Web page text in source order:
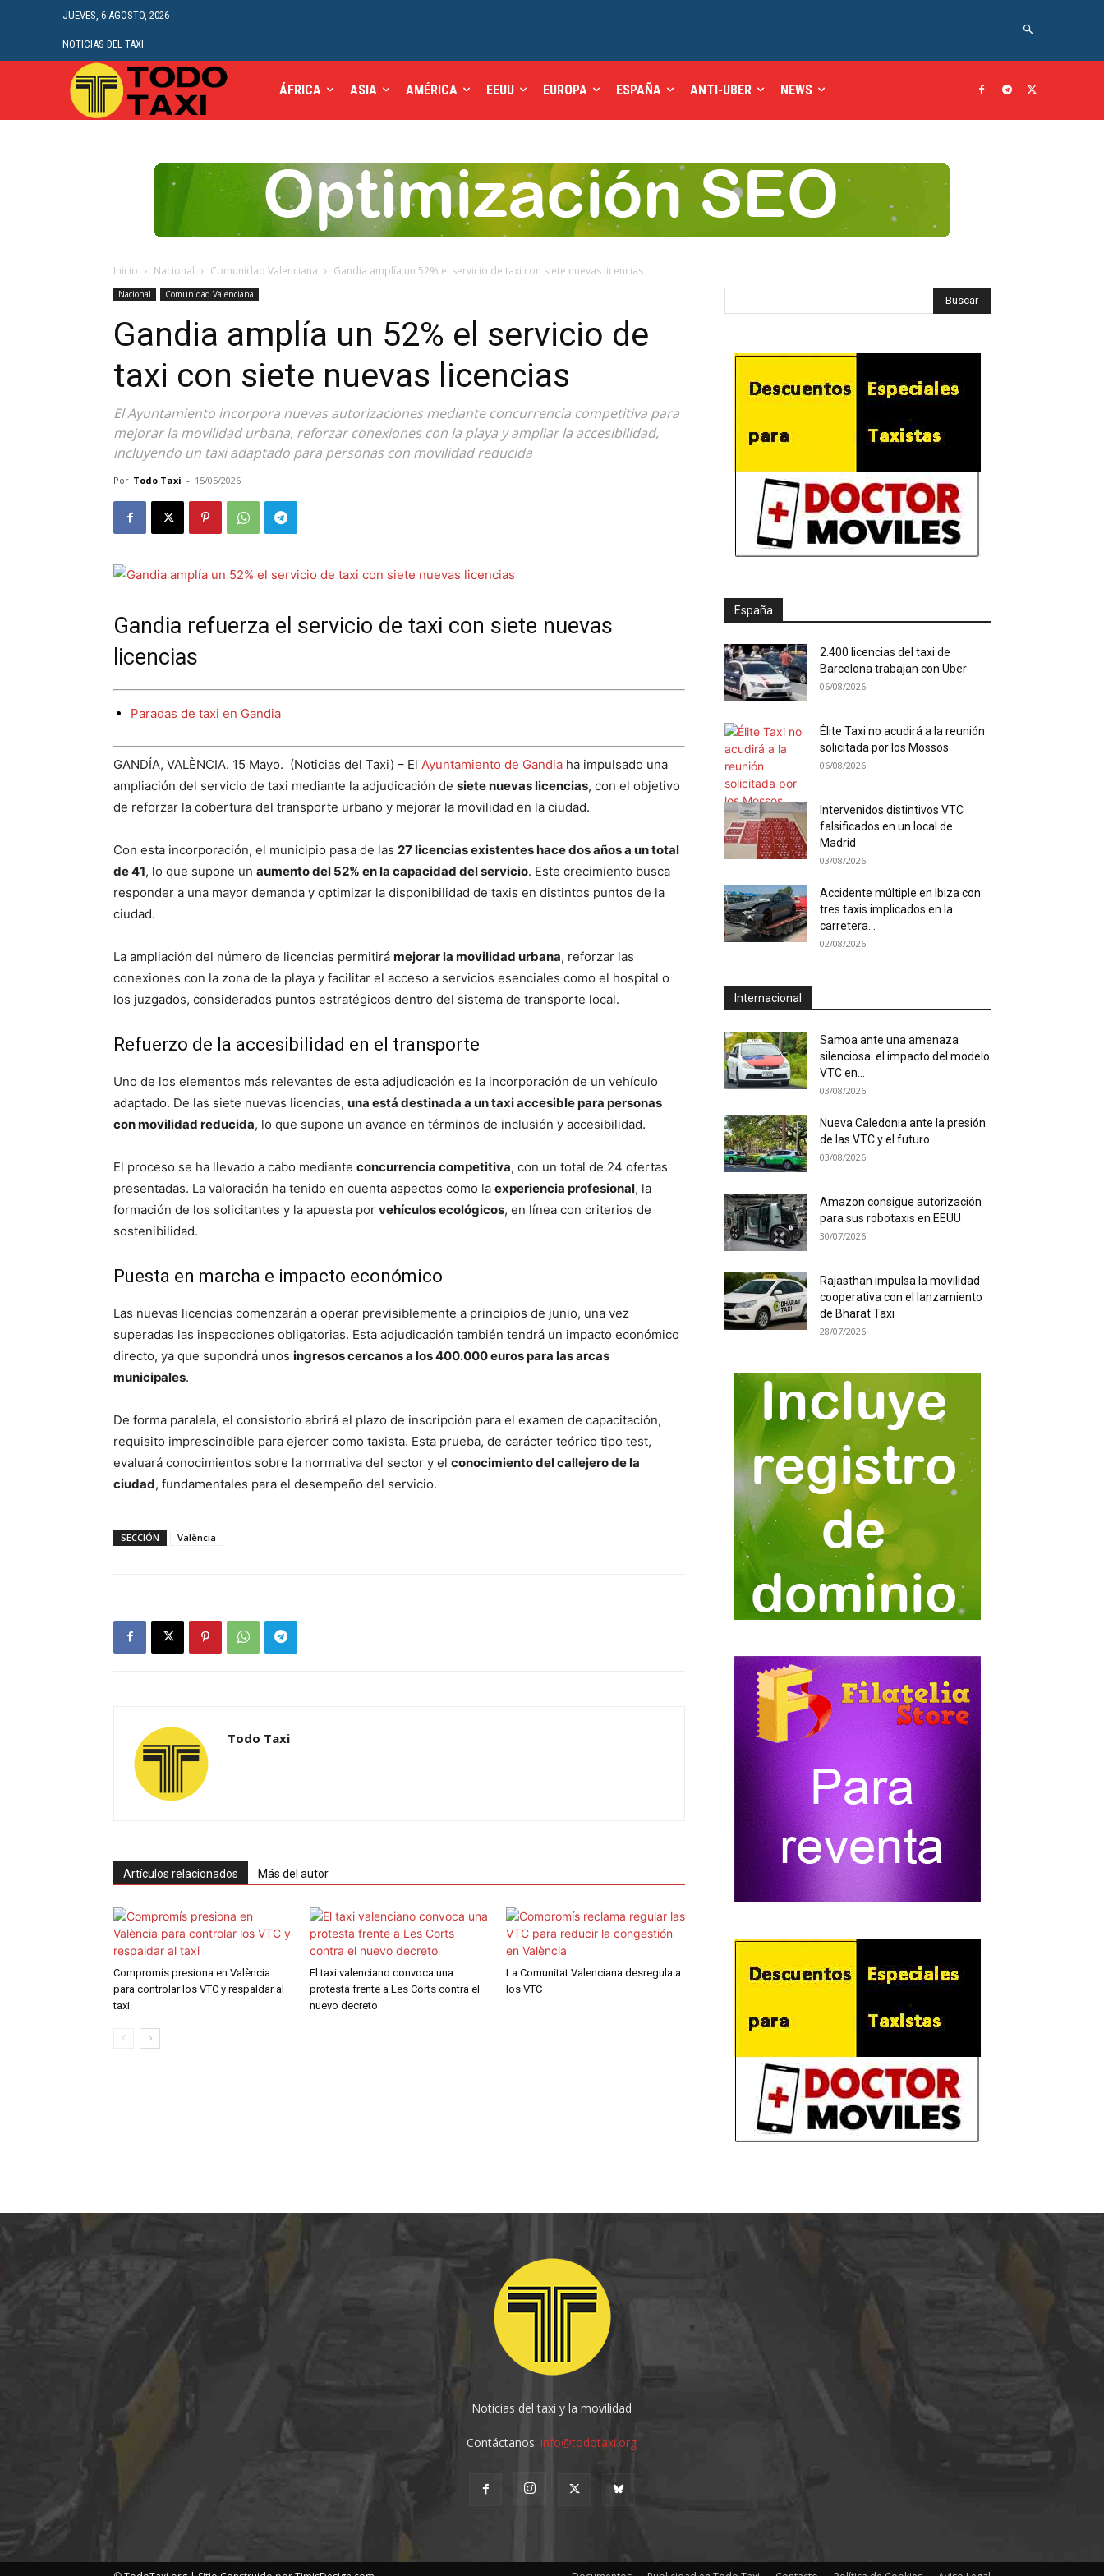
JUEVES, 6 AGOSTO, 2026
NOTICIAS DEL TAXI
ÁFRICA ASIA AMÉRICA EEUU EUROPA ESPAÑA ANTI-UBER NEWS
Inicio Nacional Comunidad Valenciana Gandia amplía un 52% el servicio de taxi con siete nuevas licencias
Nacional Comunidad Valenciana
Gandia amplía un 52% el servicio de
taxi con siete nuevas licencias
El Ayuntamiento incorpora nuevas autorizaciones mediante concurrencia competitiva para
mejorar la movilidad urbana, reforzar conexiones con la playa y ampliar la accesibilidad,
incluyendo un taxi adaptado para personas con movilidad reducida
Por Todo Taxi - 15/05/2026
Gandia refuerza el servicio de taxi con siete nuevas
licencias
Paradas de taxi en Gandia
GANDÍA, VALÈNCIA. 15 Mayo. (Noticias del Taxi) – El Ayuntamiento de Gandia ha impulsado una
ampliación del servicio de taxi mediante la adjudicación de siete nuevas licencias, con el objetivo
de reforzar la cobertura del transporte urbano y mejorar la movilidad en la ciudad.
Con esta incorporación, el municipio pasa de las 27 licencias existentes hace dos años a un total
de 41, lo que supone un aumento del 52% en la capacidad del servicio. Este crecimiento busca
responder a una mayor demanda y optimizar la disponibilidad de taxis en distintos puntos de la
ciudad.
La ampliación del número de licencias permitirá mejorar la movilidad urbana, reforzar las
conexiones con la zona de la playa y facilitar el acceso a servicios esenciales como el hospital o
los juzgados, considerados puntos estratégicos dentro del sistema de transporte local.
Refuerzo de la accesibilidad en el transporte
Uno de los elementos más relevantes de esta adjudicación es la incorporación de un vehículo
adaptado. De las siete nuevas licencias, una está destinada a un taxi accesible para personas
con movilidad reducida, lo que supone un avance en términos de inclusión y accesibilidad.
El proceso se ha llevado a cabo mediante concurrencia competitiva, con un total de 24 ofertas
presentadas. La valoración ha tenido en cuenta aspectos como la experiencia profesional, la
formación de los solicitantes y la apuesta por vehículos ecológicos, en línea con criterios de
sostenibilidad.
Puesta en marcha e impacto económico
Las nuevas licencias comenzarán a operar previsiblemente a principios de junio, una vez
superadas las inspecciones obligatorias. Esta adjudicación también tendrá un impacto económico
directo, ya que supondrá unos ingresos cercanos a los 400.000 euros para las arcas
municipales.
De forma paralela, el consistorio abrirá el plazo de inscripción para el examen de capacitación,
requisito imprescindible para ejercer como taxista. Esta prueba, de carácter teórico tipo test,
evaluará conocimientos sobre la normativa del sector y el conocimiento del callejero de la
ciudad, fundamentales para el desempeño del servicio.
SECCIÓN València
Todo Taxi
Artículos relacionados Más del autor
Compromís presiona en València
para controlar los VTC y respaldar al
taxi
El taxi valenciano convoca una
protesta frente a Les Corts contra el
nuevo decreto
La Comunitat Valenciana desregula a
los VTC
España
2.400 licencias del taxi de
Barcelona trabajan con Uber
06/08/2026
Élite Taxi no acudirá a la reunión
solicitada por los Mossos
06/08/2026
Intervenidos distintivos VTC
falsificados en un local de
Madrid
03/08/2026
Accidente múltiple en Ibiza con
tres taxis implicados en la
carretera...
02/08/2026
Internacional
Samoa ante una amenaza
silenciosa: el impacto del modelo
VTC en...
03/08/2026
Nueva Caledonia ante la presión
de las VTC y el futuro...
03/08/2026
Amazon consigue autorización
para sus robotaxis en EEUU
30/07/2026
Rajasthan impulsa la movilidad
cooperativa con el lanzamiento
de Bharat Taxi
28/07/2026
Noticias del taxi y la movilidad
Contáctanos:info@todotaxi.org